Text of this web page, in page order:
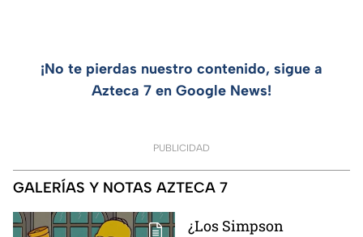
¡No te pierdas nuestro contenido, sigue a
Azteca 7 en Google News!
PUBLICIDAD
GALERÍAS Y NOTAS AZTECA 7
¿Los Simpson